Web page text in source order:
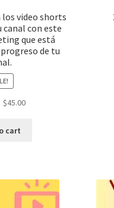
los video shorts
con este
que está
de tu
$45.00
cart